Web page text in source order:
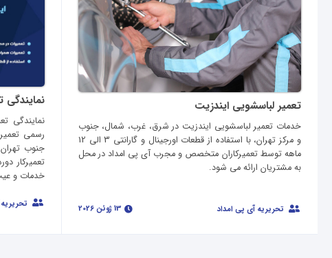
تعمیر لباسشویی ایندزیت
خدمات تعمیر لباسشویی ایندزیت در شرق، غرب، شمال، جنوب
و مرکز تهران، با استفاده از قطعات اورجینال و گارانتی 3 الی 12
ماهه توسط تعمیرکاران متخصص و مجرب آی پی امداد در محل
به مشتریان ارائه می شود.
تحریریه آی پی امداد
نمایندگی
نمایندگی
رسمی
جنوب تهران
تعمیرکار
خدمات و